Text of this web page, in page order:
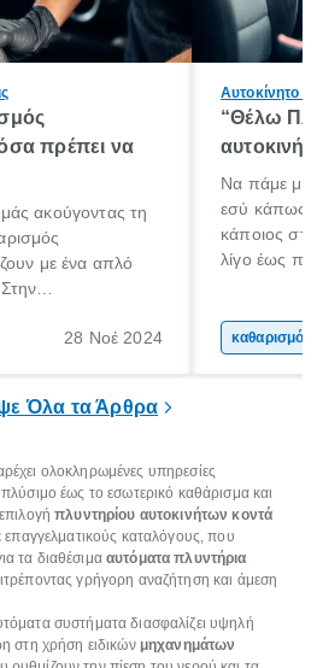
πρέπει να
ακούγοντας τη
με ένα απλό
αυτοκινήτου, είναι
28 Νοέ 2024
Αυτοκίνητο -
“Θέλω
Να πάμε με
εσύ κάπως
κάποιος
λίγο έως
χρόνο σε
μικρόβια.
Όλα τα Άρθρα
ολοκληρωμένες υπηρεσίες
έως το εσωτερικό καθάρισμα και
πλυντηρίου αυτοκινήτων κοντά
επαγγελματικούς καταλόγους, που
τα διαθέσιμααυτόματα πλυντήρια
γρήγορη αναζήτηση και άμεση
συστήματα διασφαλίζει υψηλή
στη χρήση ειδικών μηχανημάτων